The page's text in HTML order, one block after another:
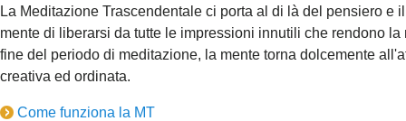
La Meditazione Trascendentale ci porta al di là del pensiero e
mente di liberarsi da tutte le impressioni innutili che rendono
fine del periodo di meditazione, la mente torna dolcemente
creativa ed ordinata.
Come funziona la MT